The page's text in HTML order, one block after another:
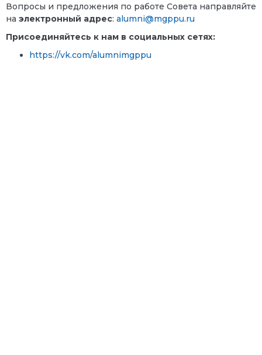
Вопросы и предложения по работе Совета направляйте
на электронный адрес: alumni@mgppu.ru
Присоединяйтесь к нам в социальных сетях:
https://vk.com/alumnimgppu